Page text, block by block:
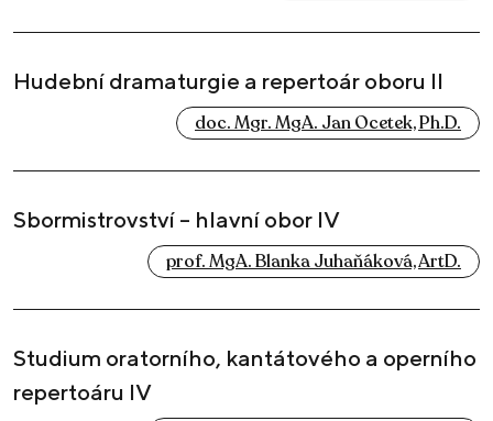
Hudební dramaturgie a repertoár oboru II
doc. Mgr. MgA. Jan Ocetek, Ph.D.
Sbormistrovství – hlavní obor IV
prof. MgA. Blanka Juhaňáková, ArtD.
Studium oratorního, kantátového a operního
repertoáru IV